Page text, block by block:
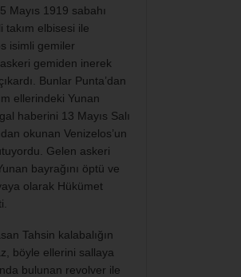
Mayıs 1919 sabahı
takım elbisesi ile
isimli gemiler
gemiden inerek
Bunlar Punta’dan
ellerindeki Yunan
haberini 13 Mayıs Salı
okunan Venizelos’un
Gelen askeri
bayrağını öptü ve
olarak Hükümet
Tahsin kalabalığın
böyle ellerini sallaya
bulunan revolver ile